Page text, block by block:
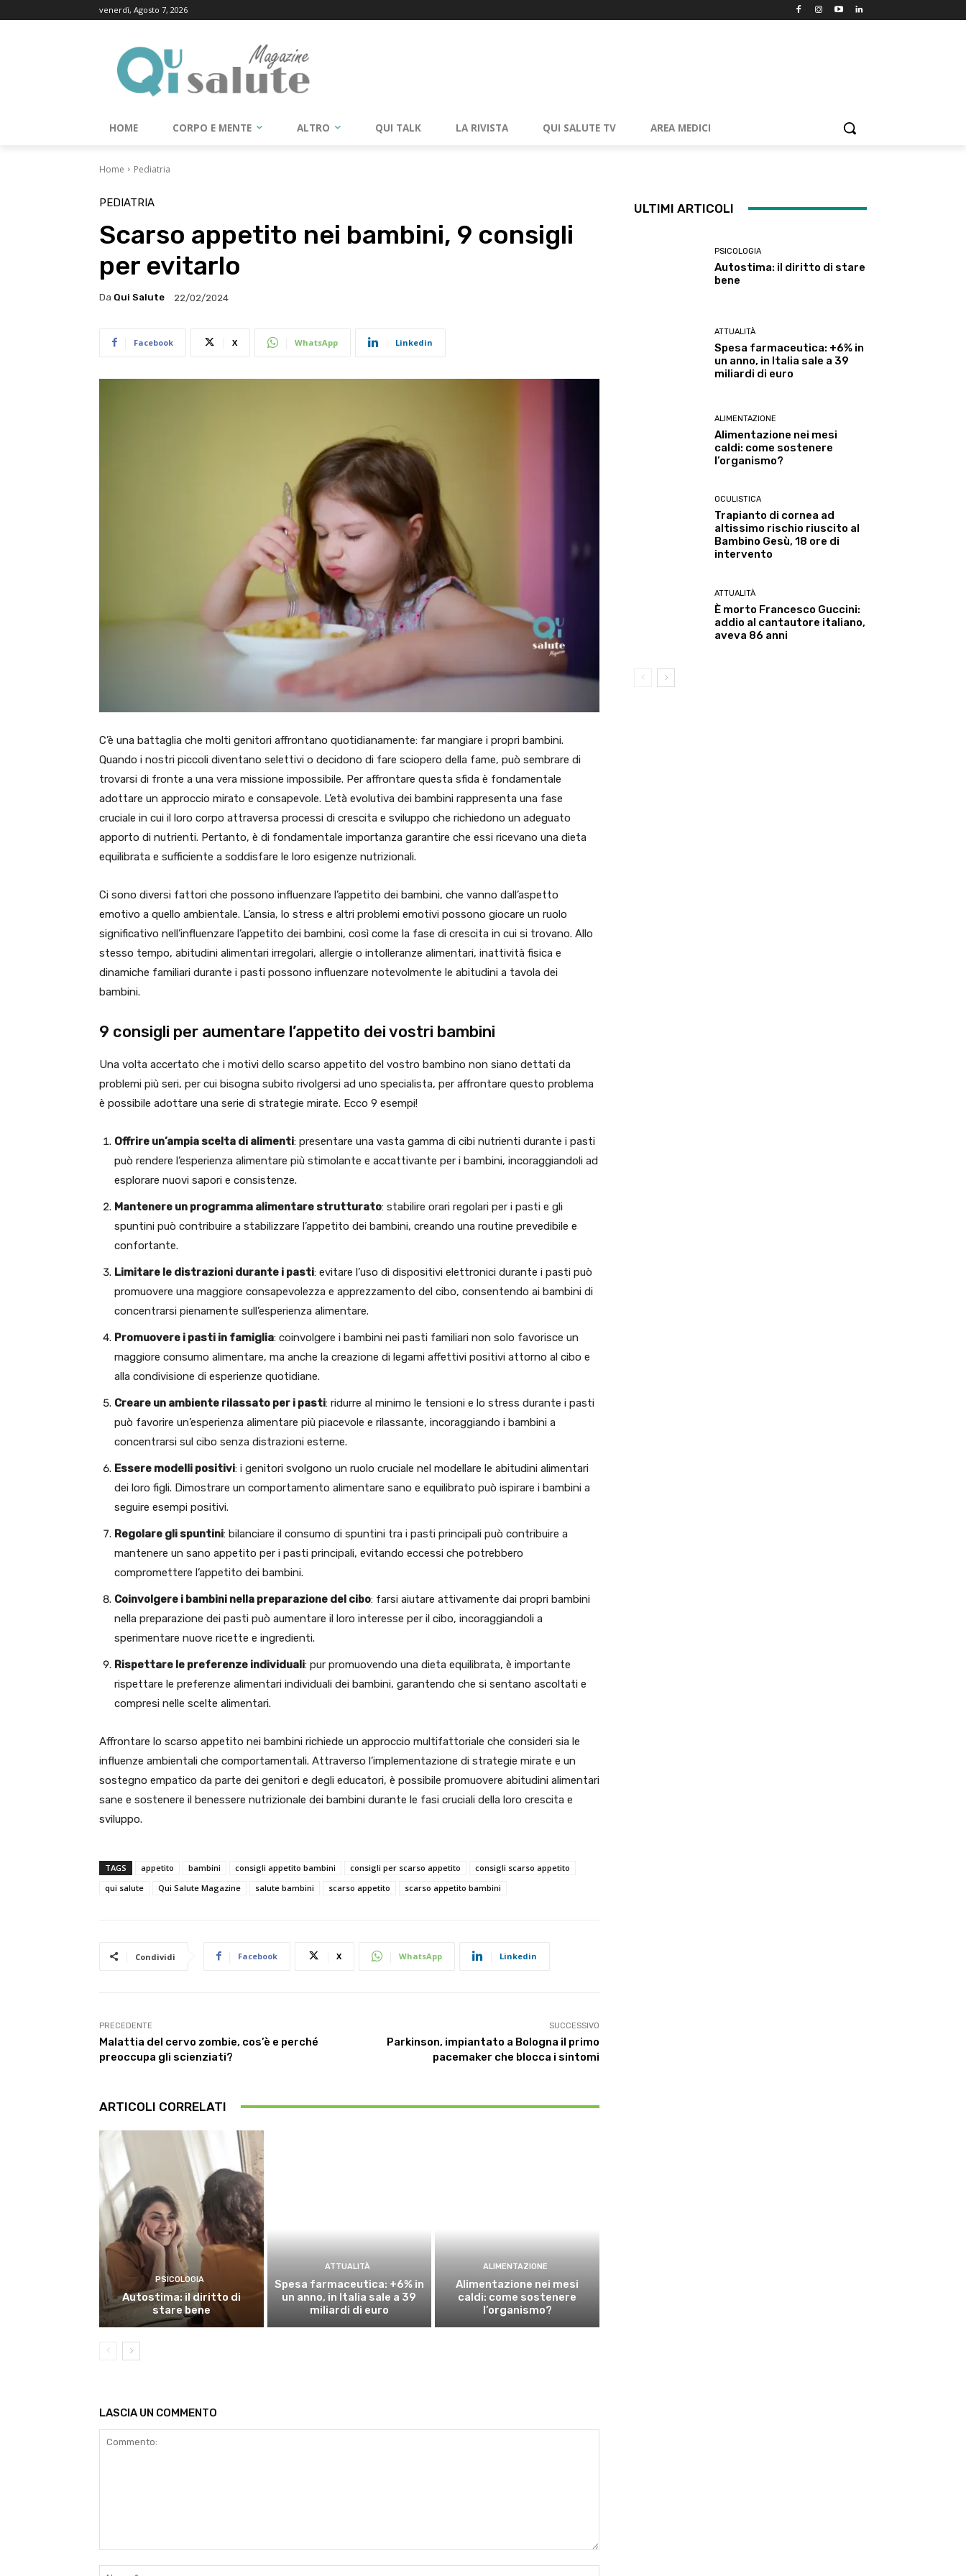
venerdì, Agosto 7, 2026
HOME CORPO E MENTE ALTRO QUI TALK LA RIVISTA QUI SALUTE TV AREA MEDICI
Home Pediatria
PEDIATRIA
Scarso appetito nei bambini, 9 consigli
per evitarlo
Da Qui Salute 22/02/2024
Facebook X WhatsApp Linkedin
C’è una battaglia che molti genitori affrontano quotidianamente: far mangiare i propri bambini.
Quando i nostri piccoli diventano selettivi o decidono di fare sciopero della fame, può sembrare di
trovarsi di fronte a una vera missione impossibile. Per affrontare questa sfida è fondamentale
adottare un approccio mirato e consapevole. L’età evolutiva dei bambini rappresenta una fase
cruciale in cui il loro corpo attraversa processi di crescita e sviluppo che richiedono un adeguato
apporto di nutrienti. Pertanto, è di fondamentale importanza garantire che essi ricevano una dieta
equilibrata e sufficiente a soddisfare le loro esigenze nutrizionali.
Ci sono diversi fattori che possono influenzare l’appetito dei bambini, che vanno dall’aspetto
emotivo a quello ambientale. L’ansia, lo stress e altri problemi emotivi possono giocare un ruolo
significativo nell’influenzare l’appetito dei bambini, così come la fase di crescita in cui si trovano. Allo
stesso tempo, abitudini alimentari irregolari, allergie o intolleranze alimentari, inattività fisica e
dinamiche familiari durante i pasti possono influenzare notevolmente le abitudini a tavola dei
bambini.
9 consigli per aumentare l’appetito dei vostri bambini
Una volta accertato che i motivi dello scarso appetito del vostro bambino non siano dettati da
problemi più seri, per cui bisogna subito rivolgersi ad uno specialista, per affrontare questo problema
è possibile adottare una serie di strategie mirate. Ecco 9 esempi!
Offrire un’ampia scelta di alimenti: presentare una vasta gamma di cibi nutrienti durante i pasti
può rendere l’esperienza alimentare più stimolante e accattivante per i bambini, incoraggiandoli ad
esplorare nuovi sapori e consistenze.
Mantenere un programma alimentare strutturato: stabilire orari regolari per i pasti e gli
spuntini può contribuire a stabilizzare l’appetito dei bambini, creando una routine prevedibile e
confortante.
Limitare le distrazioni durante i pasti: evitare l’uso di dispositivi elettronici durante i pasti può
promuovere una maggiore consapevolezza e apprezzamento del cibo, consentendo ai bambini di
concentrarsi pienamente sull’esperienza alimentare.
Promuovere i pasti in famiglia: coinvolgere i bambini nei pasti familiari non solo favorisce un
maggiore consumo alimentare, ma anche la creazione di legami affettivi positivi attorno al cibo e
alla condivisione di esperienze quotidiane.
Creare un ambiente rilassato per i pasti: ridurre al minimo le tensioni e lo stress durante i pasti
può favorire un’esperienza alimentare più piacevole e rilassante, incoraggiando i bambini a
concentrarsi sul cibo senza distrazioni esterne.
Essere modelli positivi: i genitori svolgono un ruolo cruciale nel modellare le abitudini alimentari
dei loro figli. Dimostrare un comportamento alimentare sano e equilibrato può ispirare i bambini a
seguire esempi positivi.
Regolare gli spuntini: bilanciare il consumo di spuntini tra i pasti principali può contribuire a
mantenere un sano appetito per i pasti principali, evitando eccessi che potrebbero
compromettere l’appetito dei bambini.
Coinvolgere i bambini nella preparazione del cibo: farsi aiutare attivamente dai propri bambini
nella preparazione dei pasti può aumentare il loro interesse per il cibo, incoraggiandoli a
sperimentare nuove ricette e ingredienti.
Rispettare le preferenze individuali: pur promuovendo una dieta equilibrata, è importante
rispettare le preferenze alimentari individuali dei bambini, garantendo che si sentano ascoltati e
compresi nelle scelte alimentari.
Affrontare lo scarso appetito nei bambini richiede un approccio multifattoriale che consideri sia le
influenze ambientali che comportamentali. Attraverso l’implementazione di strategie mirate e un
sostegno empatico da parte dei genitori e degli educatori, è possibile promuovere abitudini alimentari
sane e sostenere il benessere nutrizionale dei bambini durante le fasi cruciali della loro crescita e
sviluppo.
TAGS appetito bambini consigli appetito bambini consigli per scarso appetito
consigli scarso appetito
qui salute
Qui Salute Magazine salute bambini scarso appetito scarso appetito bambini
Condividi Facebook X WhatsApp Linkedin
PRECEDENTE
Malattia del cervo zombie, cos’è e perché
preoccupa gli scienziati?
SUCCESSIVO
Parkinson, impiantato a Bologna il primo
pacemaker che blocca i sintomi
ARTICOLI CORRELATI
PSICOLOGIA
Autostima: il diritto di
stare bene
ATTUALITÀ
Spesa farmaceutica: +6% in
un anno, in Italia sale a 39
miliardi di euro
ALIMENTAZIONE
Alimentazione nei mesi
caldi: come sostenere
l’organismo?
LASCIA UN COMMENTO
ULTIMI ARTICOLI
PSICOLOGIA
Autostima: il diritto di stare
bene
ATTUALITÀ
Spesa farmaceutica: +6% in
un anno, in Italia sale a 39
miliardi di euro
ALIMENTAZIONE
Alimentazione nei mesi
caldi: come sostenere
l’organismo?
OCULISTICA
Trapianto di cornea ad
altissimo rischio riuscito al
Bambino Gesù, 18 ore di
intervento
ATTUALITÀ
È morto Francesco Guccini:
addio al cantautore italiano,
aveva 86 anni